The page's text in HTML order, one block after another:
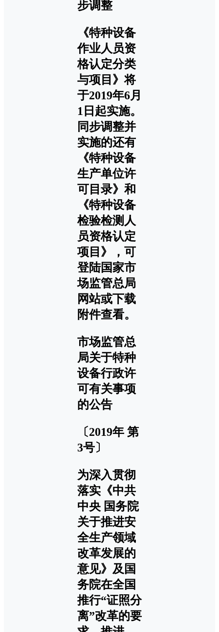
步调整
《特种设备
作业人员资
格认定分类
与项目》将
于2019年6月
1日起实施。
同步调整并
实施的还有
《特种设备
生产单位许
可目录》和
《特种设备
检验检测人
员资格认定
项目》，可
登陆国家市
场监管总局
网站或下载
附件查看。
市场监管总
局关于特种
设备行政许
可有关事项
的公告
〔2019年 第
3号〕
为深入贯彻
落实《中共
中央 国务院
关于推进安
全生产领域
改革发展的
意见》及国
务院在全国
推行“证照分
离”改革的要